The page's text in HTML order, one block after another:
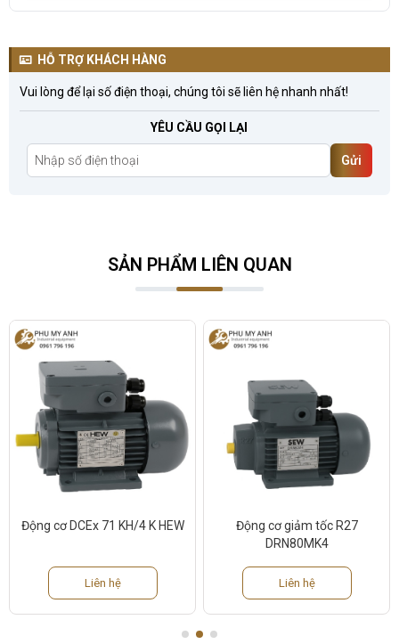
HỖ TRỢ KHÁCH HÀNG
Vui lòng để lại số điện thoại, chúng tôi sẽ liên hệ nhanh nhất!
YÊU CẦU GỌI LẠI
Gửi
SẢN PHẨM LIÊN QUAN
Động cơ DCEx 71 KH/4 K HEW
Liên hệ
Động cơ giảm tốc R27
DRN80MK4
Liên hệ